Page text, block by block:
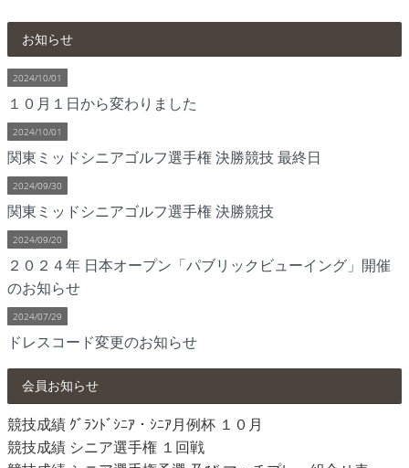
お知らせ
2024/10/01
１０月１日から変わりました
2024/10/01
関東ミッドシニアゴルフ選手権 決勝競技 最終日
2024/09/30
関東ミッドシニアゴルフ選手権 決勝競技
2024/09/20
２０２４年 日本オープン「パブリックビューイング」開催
のお知らせ
2024/07/29
ドレスコード変更のお知らせ
会員お知らせ
競技成績 ｸﾞﾗﾝﾄﾞｼﾆｱ・ｼﾆｱ月例杯 １０月
競技成績 シニア選手権 １回戦